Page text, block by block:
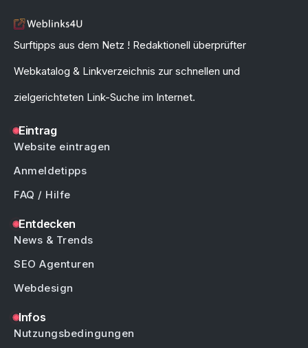
Surftipps aus dem Netz ! Redaktionell überprüfter
Webkatalog & Linkverzeichnis zur schnellen und
zielgerichteten Link-Suche im Internet.
Eintrag
Website eintragen
Anmeldetipps
FAQ / Hilfe
Entdecken
News & Trends
SEO Agenturen
Webdesign
Infos
Nutzungsbedingungen